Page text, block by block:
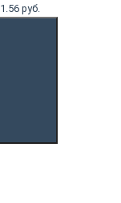
1.56 руб.